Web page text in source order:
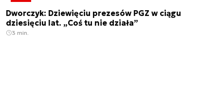
Dworczyk: Dziewięciu prezesów PGZ w ciągu
dziesięciu lat. „Coś tu nie działa”
3 min.